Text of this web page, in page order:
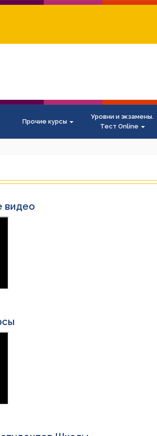
Прочие курсы
Уровни и экзамены.
Тест Online
видео